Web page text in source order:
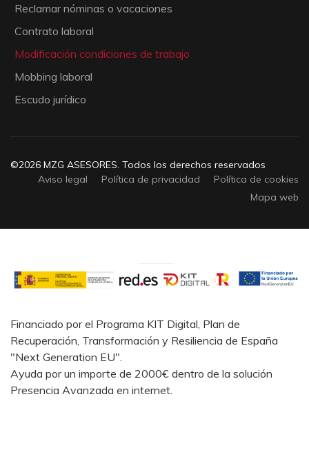
Reclamar nóminas o vacaciones
Contrato laboral
Modificación condiciones de trabajo
Mobbing laboral
Escudo jurídico
©2026 MZG ASESORES. Todos los derechos reservados
Aviso legal
Política de privacidad
Política de cookies
Mapa web
Financiado por el Programa KIT Digital, Plan de
Recuperación, Transformación y Resiliencia de España
"Next Generation EU".
Ayuda por un importe de 2000€ dentro de la solución
Presencia Avanzada en internet.